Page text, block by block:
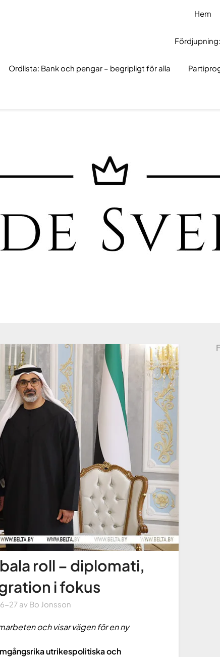
Hem
Ordlista: Bank och pengar – begripligt för alla
roll – diplomati,
i fokus
27av Bo Jonsson
och visar vägen för en ny
utrikespolitiska och